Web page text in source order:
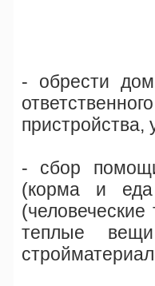
- обрести
пристройства,
- сбор
(корма и еда
теплые